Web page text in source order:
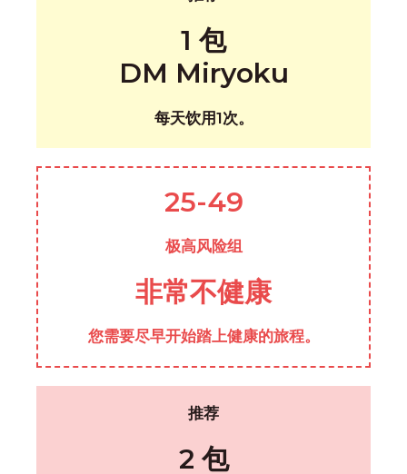
1 包
DM Miryoku
每天饮用1次。
25-49
极高风险组
非常不健康
您需要尽早开始踏上健康的旅程。
推荐
2 包